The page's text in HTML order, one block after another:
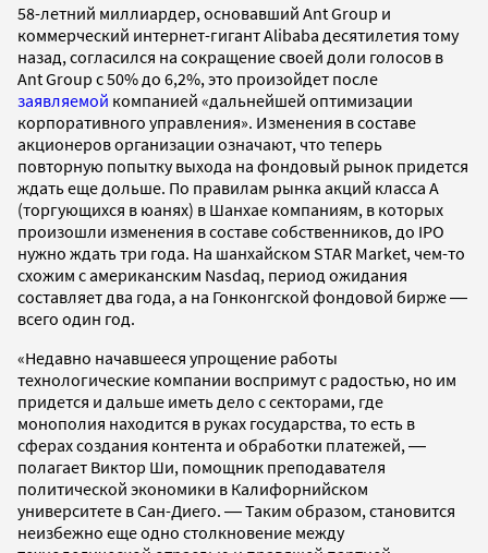
58-летний миллиардер, основавший Ant Group и
коммерческий интернет-гигант Alibaba десятилетия тому
назад, согласился на сокращение своей доли голосов в
Ant Group с 50% до 6,2%, это произойдет после
заявляемой компанией «дальнейшей оптимизации
корпоративного управления». Изменения в составе
акционеров организации означают, что теперь
повторную попытку выхода на фондовый рынок придется
ждать еще дольше. По правилам рынка акций класса A
(торгующихся в юанях) в Шанхае компаниям, в которых
произошли изменения в составе собственников, до IPO
нужно ждать три года. На шанхайском STAR Market, чем-то
схожим с американским Nasdaq, период ожидания
составляет два года, а на Гонконгской фондовой бирже ―
всего один год.
«Недавно начавшееся упрощение работы
технологические компании воспримут с радостью, но им
придется и дальше иметь дело с секторами, где
монополия находится в руках государства, то есть в
сферах создания контента и обработки платежей, ―
полагает Виктор Ши, помощник преподавателя
политической экономики в Калифорнийском
университете в Сан-Диего. ― Таким образом, становится
неизбежно еще одно столкновение между